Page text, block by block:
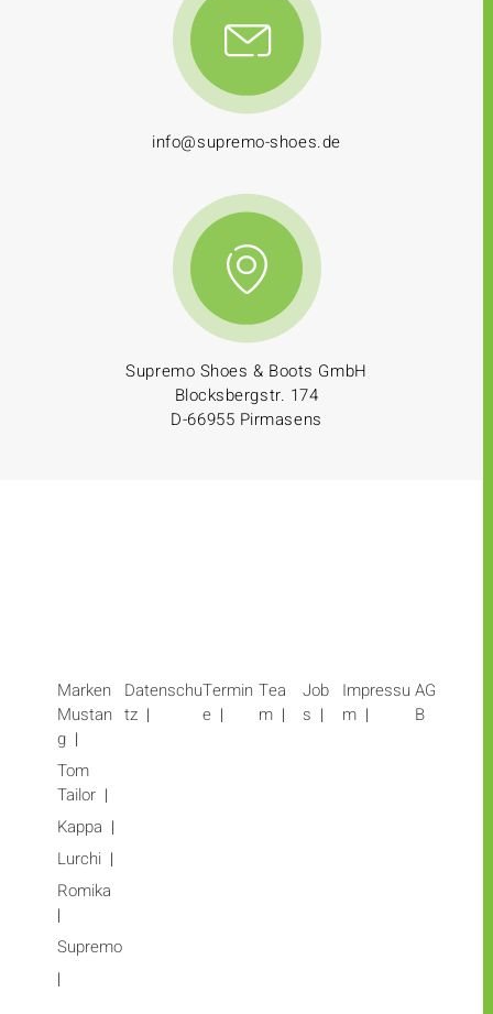
info@supremo-shoes.de
Supremo Shoes & Boots GmbH
Blocksbergstr. 174
D-66955 Pirmasens
Marken
Mustan
g
Tom
Tailor
Kappa
Lurchi
Romika
Supremo
Datenschu
tz
Termin
e
Tea
m
Job
s
Impressu
m
AG
B